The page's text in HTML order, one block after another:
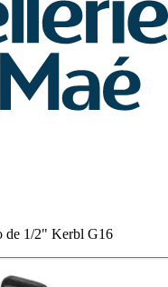
de 1/2" Kerbl G16